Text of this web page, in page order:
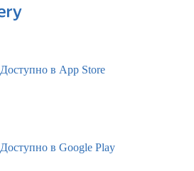
Доступно в App Store
Доступно в Google Play